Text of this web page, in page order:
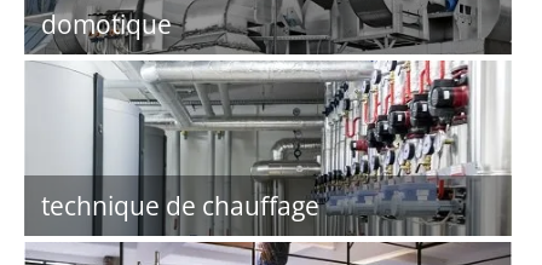
domotique
technique de chauffage